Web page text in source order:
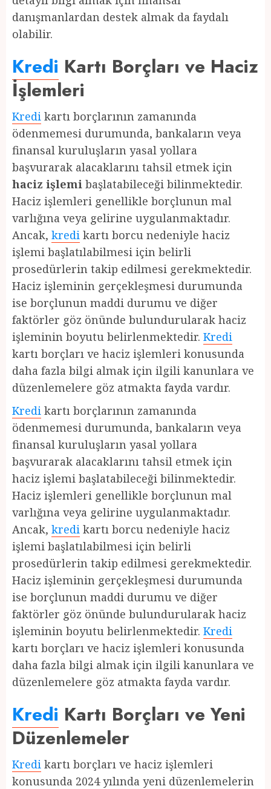
danışmanlardan destek almak da faydalı
olabilir.
Kredi Kartı Borçları ve Haciz
İşlemleri
Kredi kartı borçlarının zamanında
ödenmemesi durumunda, bankaların veya
finansal kuruluşların yasal yollara
başvurarak alacaklarını tahsil etmek için
haciz işlemi başlatabileceği bilinmektedir.
Haciz işlemleri genellikle borçlunun mal
varlığına veya gelirine uygulanmaktadır.
Ancak, kredi kartı borcu nedeniyle haciz
işlemi başlatılabilmesi için belirli
prosedürlerin takip edilmesi gerekmektedir.
Haciz işleminin gerçekleşmesi durumunda
ise borçlunun maddi durumu ve diğer
faktörler göz önünde bulundurularak haciz
işleminin boyutu belirlenmektedir. Kredi
kartı borçları ve haciz işlemleri konusunda
daha fazla bilgi almak için ilgili kanunlara ve
düzenlemelere göz atmakta fayda vardır.
Kredi kartı borçlarının zamanında
ödenmemesi durumunda, bankaların veya
finansal kuruluşların yasal yollara
başvurarak alacaklarını tahsil etmek için
haciz işlemi başlatabileceği bilinmektedir.
Haciz işlemleri genellikle borçlunun mal
varlığına veya gelirine uygulanmaktadır.
Ancak, kredi kartı borcu nedeniyle haciz
işlemi başlatılabilmesi için belirli
prosedürlerin takip edilmesi gerekmektedir.
Haciz işleminin gerçekleşmesi durumunda
ise borçlunun maddi durumu ve diğer
faktörler göz önünde bulundurularak haciz
işleminin boyutu belirlenmektedir. Kredi
kartı borçları ve haciz işlemleri konusunda
daha fazla bilgi almak için ilgili kanunlara ve
düzenlemelere göz atmakta fayda vardır.
Kredi Kartı Borçları ve Yeni
Düzenlemeler
Kredi kartı borçları ve haciz işlemleri
konusunda 2024 yılında yeni düzenlemelerin